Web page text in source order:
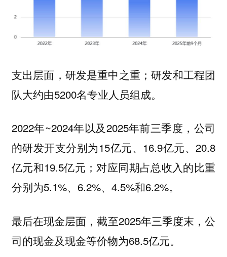
支出层面，研发是重中之重；研发和工程团
队大约由5200名专业人员组成。
2022年~2024年以及2025年前三季度，公司
的研发开支分别为15亿元、16.9亿元、20.8
亿元和19.5亿元；对应同期占总收入的比重
分别为5.1%、6.2%、4.5%和6.2%。
最后在现金层面，截至2025年三季度末，公
司的现金及现金等价物为68.5亿元。